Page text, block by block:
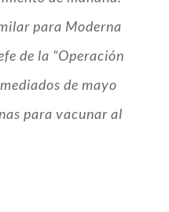
para Moderna
de la “Operación
de mayo
para vacunar al